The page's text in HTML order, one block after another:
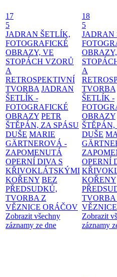
17
5
JADRAN ŠETLÍK,
FOTOGRAFICKÉ
OBRAZY, VE
STOPÁCH VZORŮ
A
RETROSPEKTIVNÍ
TVORBA JADRAN
ŠETLÍK -
FOTOGRAFICKÉ
OBRAZY PETR
ŠTĚPÁN, ZA SPÁSU
DUŠE MARIE
GÄRTNEROVÁ -
ZAPOMENUTÁ
OPERNÍ DIVA S
KŘIVOKLÁTSKÝMI
KOŘENY BEZ
PŘEDSUDKŮ,
TVORBA Z
VĚZNICE ORÁČOV
Zobrazit všechny
záznamy ze dne
18
5
JADRAN
A
TVORBA
ŠETLÍK -
OBRAZY
DUŠE
OPERNÍ
KOŘENY
TVORBA
Zobrazit
záznamy